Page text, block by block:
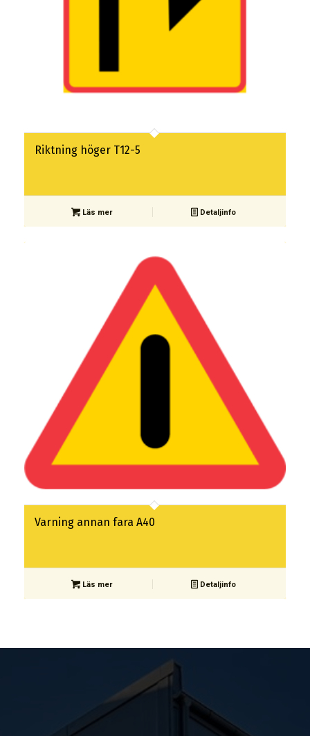
Riktning höger T12-5
Läs mer Detaljinfo
Varning annan fara A40
Läs mer Detaljinfo